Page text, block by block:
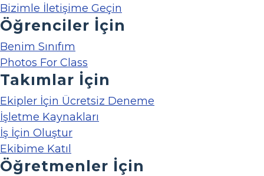
Bizimle İletişime Geçin
Öğrenciler İçin
Benim Sınıfım
Photos For Class
Takımlar İçin
Ekipler İçin Ücretsiz Deneme
İşletme Kaynakları
İş İçin Oluştur
Ekibime Katıl
Öğretmenler İçin